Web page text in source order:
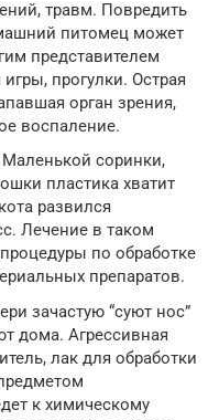
травм. Повредить
питомец может
представителем
прогулки. Острая
орган зрения,
воспаление.
соринки,
пластика хватит
развился
Лечение в таком
по обработке
препаратов.
зачастую “суют нос”
дома. Агрессивная
лак для обработки
к химическому